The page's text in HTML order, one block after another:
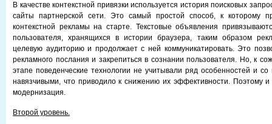
В качестве контекстной привязки используется история поисковых
сайты партнерской сети. Это самый простой способ, к которому
контекстной рекламы на старте. Текстовые объявления
пользователя, хранящихся в истории браузера, таким образом
целевую аудиторию и продолжает с ней коммуникатировать. Это
рекламного послания и закрепиться в сознании пользователя. Но, к
этапе поведенческие технологии не учитывали ряд особенностей и со
навязчивыми, что приводило к снижению их эффективности. Поэтому
модернизация.
Второй уровень.